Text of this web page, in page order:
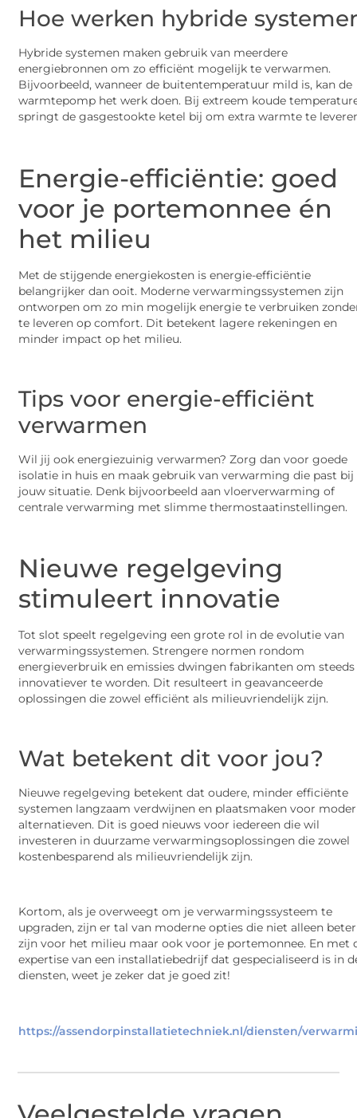
Hoe werken hybride
Hybride systemen maken gebruik van meerdere
energiebronnen om zo efficiënt mogelijk te verwarmen.
Bijvoorbeeld, wanneer de buitentemperatuur mild is, kan de
warmtepomp het werk doen. Bij extreem koude
springt de gasgestookte ketel bij om extra warmte te
Energie-efficiëntie: goed
voor je portemonnee én
het milieu
Met de stijgende energiekosten is energie-efficiëntie
belangrijker dan ooit. Moderne verwarmingssystemen zijn
ontworpen om zo min mogelijk energie te verbruiken
te leveren op comfort. Dit betekent lagere rekeningen en
minder impact op het milieu.
Tips voor energie-efficiënt
verwarmen
Wil jij ook energiezuinig verwarmen? Zorg dan voor goede
isolatie in huis en maak gebruik van verwarming die past bij
jouw situatie. Denk bijvoorbeeld aan vloerverwarming of
centrale verwarming met slimme thermostaatinstellingen.
Nieuwe regelgeving
stimuleert innovatie
Tot slot speelt regelgeving een grote rol in de evolutie van
verwarmingssystemen. Strengere normen rondom
energieverbruik en emissies dwingen fabrikanten om steeds
innovatiever te worden. Dit resulteert in geavanceerde
oplossingen die zowel efficiënt als milieuvriendelijk zijn.
Wat betekent dit voor jou?
Nieuwe regelgeving betekent dat oudere, minder efficiënte
systemen langzaam verdwijnen en plaatsmaken voor
alternatieven. Dit is goed nieuws voor iedereen die wil
investeren in duurzame verwarmingsoplossingen die zowel
kostenbesparend als milieuvriendelijk zijn.
Kortom, als je overweegt om je verwarmingssysteem te
upgraden, zijn er tal van moderne opties die niet alleen beter
zijn voor het milieu maar ook voor je portemonnee. En met
expertise van een installatiebedrijf dat gespecialiseerd is in
diensten, weet je zeker dat je goed zit!
https://assendorpinstallatietechniek.nl/diensten/